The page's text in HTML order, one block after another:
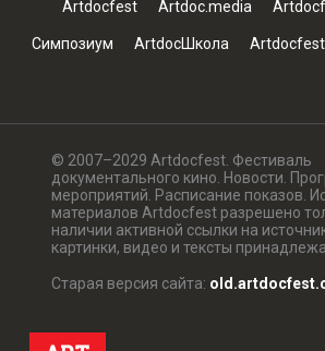
Artdocfest Artdoc.media
Симпозиум ArtdocШкола Artdocfest
© 2007–2029 Artdocfest. Фестиваль
документального кино. Новости.
мероприятий. Расписание показов.
материалов Artdocfest разрешено
наличии активной ссылки на
картинки, видео и тексты
Старая версия сайта: